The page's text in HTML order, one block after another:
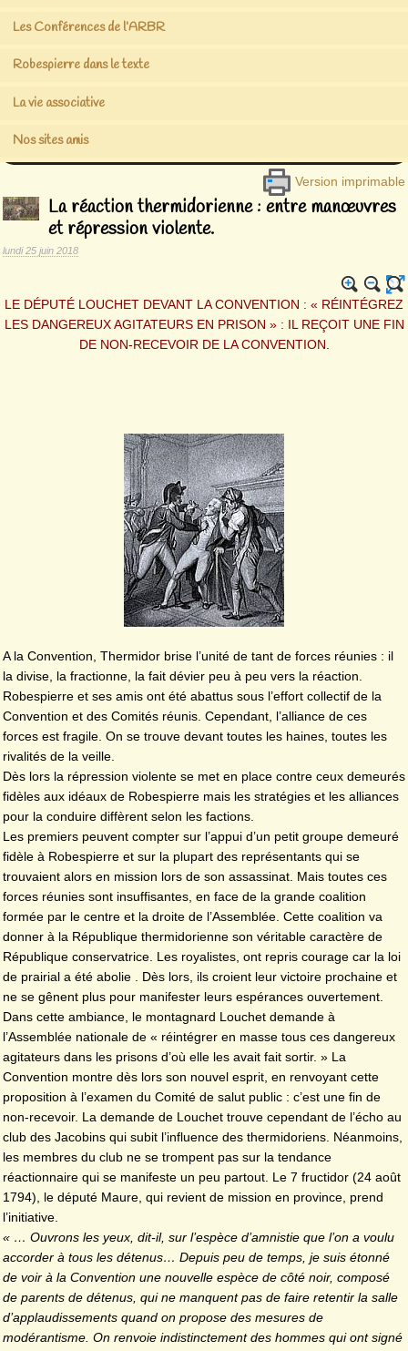
Les Conférences de l’ARBR
Robespierre dans le texte
La vie associative
Nos sites amis
Version imprimable
La réaction thermidorienne : entre manœuvres
et répression violente.
lundi 25 juin 2018
LE DÉPUTÉ LOUCHET DEVANT LA CONVENTION : « RÉINTÉGREZ
LES DANGEREUX AGITATEURS EN PRISON » : IL REÇOIT UNE FIN
DE NON-RECEVOIR DE LA CONVENTION
A la Convention, Thermidor brise l’unité de tant de forces réunies : il
la divise, la fractionne, la fait dévier peu à peu vers la réaction.
Robespierre et ses amis ont été abattus sous l’effort collectif de la
Convention et des Comités réunis. Cependant, l’alliance de ces
forces est fragile. On se trouve devant toutes les haines, toutes les
rivalités de la veille.
Dès lors la répression violente se met en place contre ceux demeurés
fidèles aux idéaux de Robespierre mais les stratégies et les alliances
pour la conduire diffèrent selon les factions.
Les premiers peuvent compter sur l’appui d’un petit groupe demeuré
fidèle à Robespierre et sur la plupart des représentants qui se
trouvaient alors en mission lors de son assassinat. Mais toutes ces
forces réunies sont insuffisantes, en face de la grande coalition
formée par le centre et la droite de l’Assemblée. Cette coalition va
donner à la République thermidorienne son véritable caractère de
République conservatrice. Les royalistes, ont repris courage car la loi
de prairial a été abolie . Dès lors, ils croient leur victoire prochaine et
ne se gênent plus pour manifester leurs espérances ouvertement.
Dans cette ambiance, le montagnard Louchet demande à
l’Assemblée nationale de « réintégrer en masse tous ces dangereux
agitateurs dans les prisons d’où elle les avait fait sortir. » La
Convention montre dès lors son nouvel esprit, en renvoyant cette
proposition à l’examen du Comité de salut public : c’est une fin de
non-recevoir. La demande de Louchet trouve cependant de l’écho au
club des Jacobins qui subit l’influence des thermidoriens. Néanmoins,
les membres du club ne se trompent pas sur la tendance
réactionnaire qui se manifeste un peu partout. Le 7 fructidor (24 août
1794), le député Maure, qui revient de mission en province, prend
l’initiative.
« … Ouvrons les yeux, dit-il, sur l’espèce d’amnistie que l’on a voulu
accorder à tous les détenus… Depuis peu de temps, je suis étonné
de voir à la Convention une nouvelle espèce de côté noir, composé
de parents de détenus, qui ne manquent pas de faire retentir la salle
d’applaudissements quand on propose des mesures de
modérantisme. On renvoie indistinctement des hommes qui ont signé